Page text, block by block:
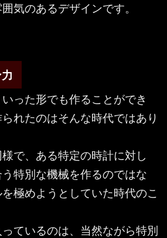
気のあるデザインです。
った形でも作ることができ
れたのはそんな時代ではあり
で、ある特定の時計に対し
特別な機械を作るのではな
極めようとしていた時代のこ
ているのは、当然ながら特別